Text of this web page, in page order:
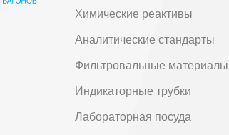
Химические реактивы
Аналитические стандарты
Фильтровальные материалы
Индикаторные трубки
Лабораторная посуда